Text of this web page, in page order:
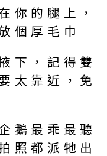
你的腿上，
個厚毛巾
下，記得雙
太靠近，免
鵝最乖最聽
照都派牠出